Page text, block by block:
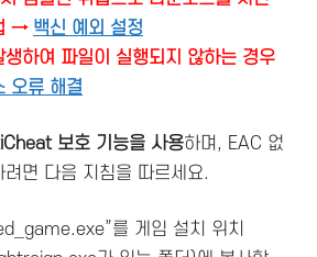
→ 백신 예외 설정
하여 파일이 실행되지 않하는 경우
오류 해결
보호 기능을 사용하며, EAC 없
면 다음 지침을 따르세요.
를 게임 설치 위치